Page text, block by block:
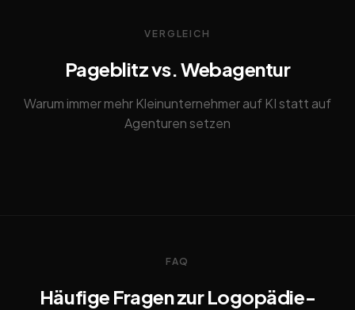
VERGLEICH
Pageblitz vs. Webagentur
Warum immer mehr Kleinunternehmer auf KI statt auf
Agenturen setzen
FAQ
Häufige Fragen zur Logopädie-